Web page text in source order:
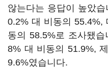
않는다는 응답이 높았
0.2% 대 비동의 55.4%,
동의 58.5%로 조사됐
8% 대 비동의 51.9%,
9.6%였습니다.